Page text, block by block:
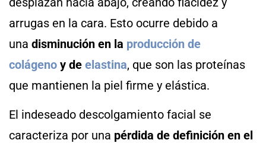
arrugas en la cara. Esto ocurre debido a
una disminución en la producción de
colágeno y de elastina, que son las proteínas
que mantienen la piel firme y elástica.
El indeseado descolgamiento facial se
caracteriza por una pérdida de definición en el